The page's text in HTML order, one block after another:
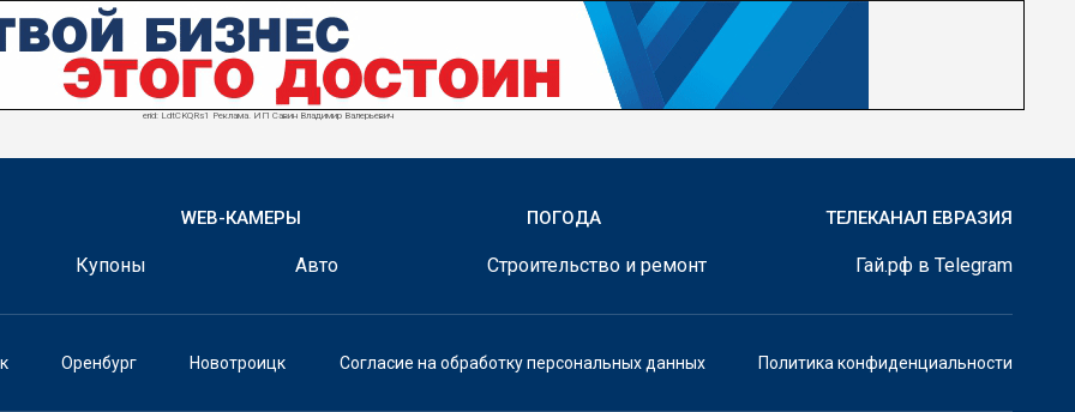
erid: LdtCKQRs1 Реклама. ИП Савин Владимир Валерьевич
WEB-КАМЕРЫ ПОГОДА ТЕЛЕКАНАЛ ЕВРАЗИЯ
Купоны Авто Строительство и ремонт Гай.рф в Telegram
Оренбург Новотроицк Согласие на обработку персональных данных Политика конфиденциальности